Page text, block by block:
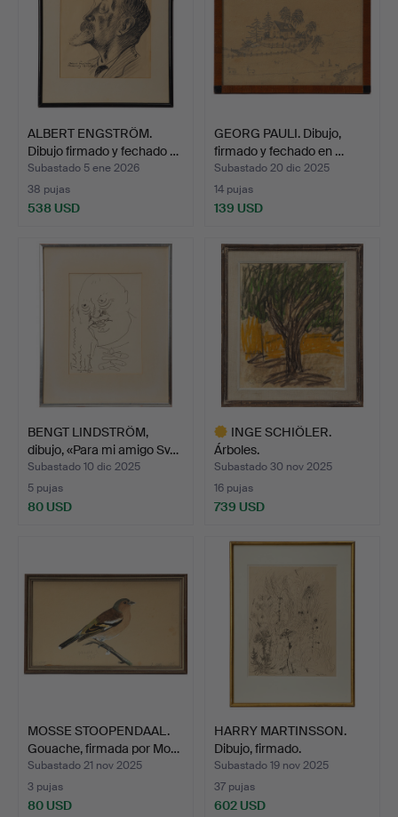
ALBERT ENGSTRÖM.
Dibujo firmado y fechado …
Subastado 5 ene 2026
38 pujas
538 USD
GEORG PAULI. Dibujo,
firmado y fechado en …
Subastado 20 dic 2025
14 pujas
139 USD
BENGT LINDSTRÖM,
dibujo, «Para mi amigo Sv…
Subastado 10 dic 2025
5 pujas
80 USD
INGE SCHIÖLER.
Árboles.
Subastado 30 nov 2025
16 pujas
739 USD
seleccionado
MOSSE STOOPENDAAL.
Gouache, firmada por Mo…
Subastado 21 nov 2025
3 pujas
80 USD
HARRY MARTINSSON.
Dibujo, firmado.
Subastado 19 nov 2025
37 pujas
602 USD